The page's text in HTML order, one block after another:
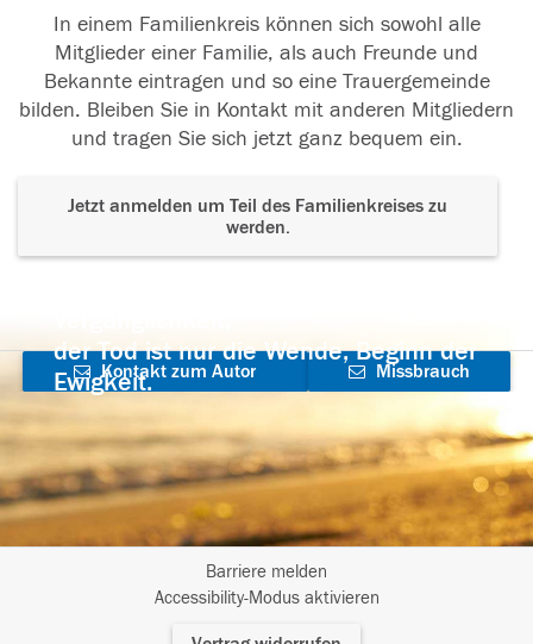
In einem Familienkreis können sich sowohl alle
Mitglieder einer Familie, als auch Freunde und
Bekannte eintragen und so eine Trauergemeinde
bilden. Bleiben Sie in Kontakt mit anderen Mitgliedern
und tragen Sie sich jetzt ganz bequem ein.
Jetzt anmelden um Teil des Familienkreises zu
werden.
der Tod ist nur die Wende, Beginn der
Ewigkeit.
Kontakt zum Autor
aufnehmen
Missbrauch
Barriere melden
Accessibility-Modus aktivieren